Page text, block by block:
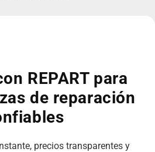
REPART para
de reparación
precios transparentes y